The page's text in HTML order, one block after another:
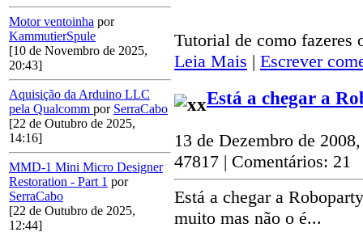
Motor ventoinha por
KammutierSpule
[10 de Novembro de 2025,
20:43]
Aquisição da Arduino LLC
pela Qualcomm por SerraCabo
[22 de Outubro de 2025,
14:16]
MMD-1 Mini Micro Designer
Restoration - Part 1 por
SerraCabo
[22 de Outubro de 2025,
12:44]
Tutorial de como
Leia Mais | Escrever
Está a chegar a
13 de Dezembro de
47817 | Comentários: 21
Está a chegar a
muito mas não o é...